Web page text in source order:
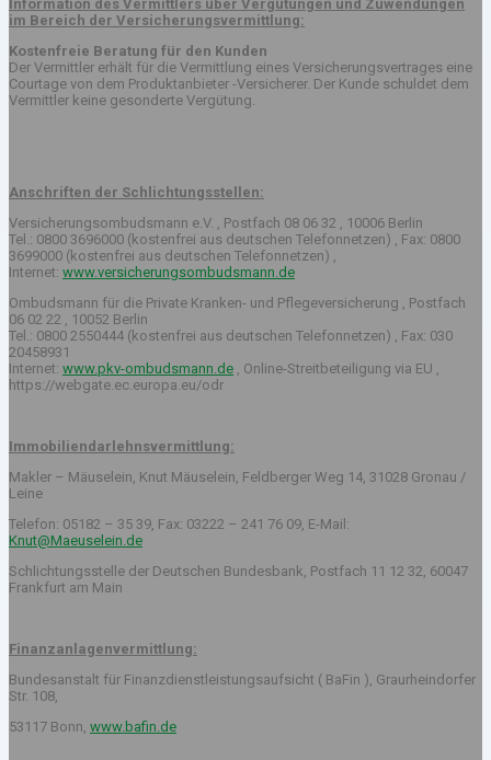
Information des Vermittlers über Vergütungen und Zuwendungen
im Bereich der Versicherungsvermittlung:
Kostenfreie Beratung für den Kunden
Der Vermittler erhält für die Vermittlung eines Versicherungsvertrages eine
Courtage von dem Produktanbieter -Versicherer. Der Kunde schuldet dem
Vermittler keine gesonderte Vergütung.
Anschriften der Schlichtungsstellen:
Versicherungsombudsmann e.V. , Postfach 08 06 32 , 10006 Berlin
Tel.: 0800 3696000 (kostenfrei aus deutschen Telefonnetzen) , Fax: 0800
3699000 (kostenfrei aus deutschen Telefonnetzen) ,
Internet: www.versicherungsombudsmann.de
Ombudsmann für die Private Kranken- und Pflegeversicherung , Postfach
06 02 22 , 10052 Berlin
Tel.: 0800 2550444 (kostenfrei aus deutschen Telefonnetzen) , Fax: 030
20458931
Internet: www.pkv-ombudsmann.de , Online-Streitbeteiligung via EU ,
https://webgate.ec.europa.eu/odr
Immobiliendarlehnsvermittlung:
Makler – Mäuselein, Knut Mäuselein, Feldberger Weg 14, 31028 Gronau /
Leine
Telefon: 05182 – 35 39, Fax: 03222 – 241 76 09, E-Mail:
Knut@Maeuselein.de
Schlichtungsstelle der Deutschen Bundesbank, Postfach 11 12 32, 60047
Frankfurt am Main
Finanzanlagenvermittlung:
Bundesanstalt für Finanzdienstleistungsaufsicht ( BaFin ), Graurheindorfer
Str. 108,
53117 Bonn, www.bafin.de